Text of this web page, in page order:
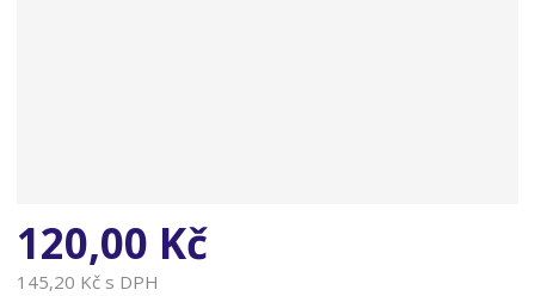
120,00 Kč
145,20 Kč s DPH